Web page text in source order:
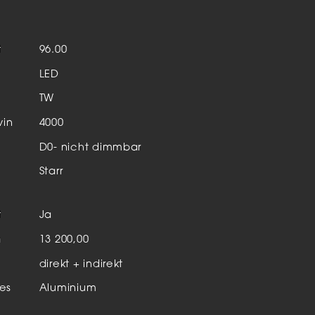
96.00
LED
TW
4000
D0- nicht dimmbar
Starr
Ja
13 200,00
direkt + indirekt
Aluminium